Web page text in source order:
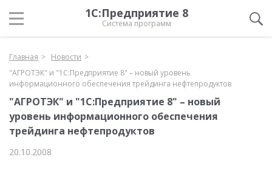
1С:Предприятие 8
Система программ
Главная
Новости
"АГРОТЭК" и "1С:Предприятие 8" – новый уровень
информационного обеспечения трейдинга нефтепродуктов
"АГРОТЭК" и "1С:Предприятие 8" – новый
уровень информационного обеспечения
трейдинга нефтепродуктов
20.10.2008